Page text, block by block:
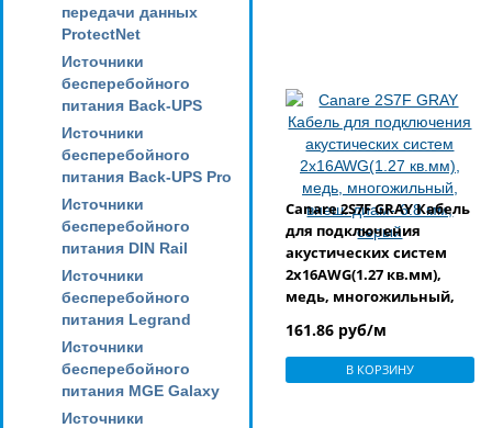
передачи данных
ProtectNet
Источники
бесперебойного
питания Back-UPS
Источники
бесперебойного
питания Back-UPS Pro
Источники
бесперебойного
питания DIN Rail
Источники
бесперебойного
питания Legrand
Источники
бесперебойного
питания MGE Galaxy
Источники
Canare 2S7F GRAY Кабель
для подключения
акустических систем
2x16AWG(1.27 кв.мм),
медь, многожильный,
серый
161.86 руб/м
В КОРЗИНУ